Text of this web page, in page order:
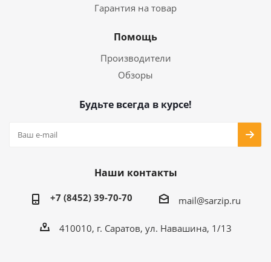
Гарантия на товар
Помощь
Производители
Обзоры
Будьте всегда в курсе!
Наши контакты
+7 (8452) 39-70-70 mail@sarzip.ru
410010, г. Саратов, ул. Навашина, 1/13